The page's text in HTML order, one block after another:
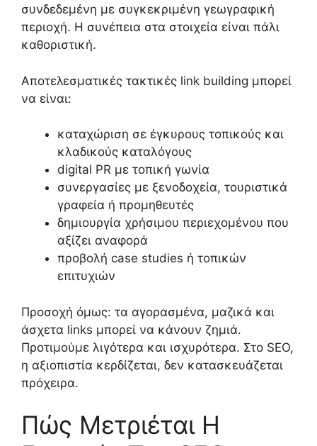
συνδεδεμένη με συγκεκριμένη γεωγραφική
περιοχή. Η συνέπεια στα στοιχεία είναι πάλι
καθοριστική.
Αποτελεσματικές τακτικές link building μπορεί
να είναι:
καταχώριση σε έγκυρους τοπικούς και
κλαδικούς καταλόγους
digital PR με τοπική γωνία
συνεργασίες με ξενοδοχεία, τουριστικά
γραφεία ή προμηθευτές
δημιουργία χρήσιμου περιεχομένου που
αξίζει αναφορά
προβολή case studies ή τοπικών
επιτυχιών
Προσοχή όμως: τα αγορασμένα, μαζικά και
άσχετα links μπορεί να κάνουν ζημιά.
Προτιμούμε λιγότερα και ισχυρότερα. Στο SEO,
η αξιοπιστία κερδίζεται, δεν κατασκευάζεται
πρόχειρα.
Πώς Μετριέται Η